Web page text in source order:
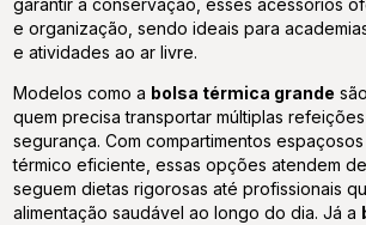
garantir a conservação, esses acessórios
e organização, sendo ideais para
e atividades ao ar livre.
Modelos como a bolsa térmica grande
quem precisa transportar múltiplas
segurança. Com compartimentos
térmico eficiente, essas opções atendem
seguem dietas rigorosas até profissionais
alimentação saudável ao longo do dia. Já a